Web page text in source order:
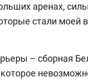
аренах,
стали моей
– сборная